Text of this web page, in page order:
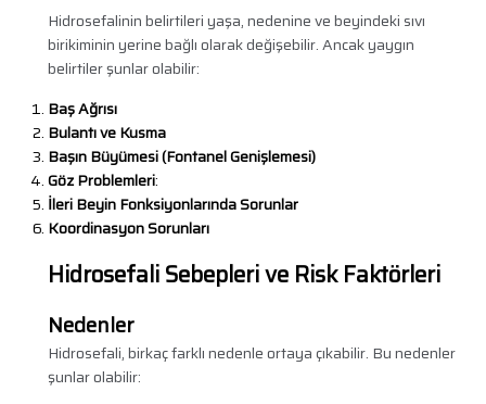
Hidrosefalinin belirtileri yaşa, nedenine ve beyindeki sıvı
birikiminin yerine bağlı olarak değişebilir. Ancak yaygın
belirtiler şunlar olabilir:
Baş Ağrısı
Bulantı ve Kusma
Başın Büyümesi (Fontanel Genişlemesi)
Göz Problemleri:
İleri Beyin Fonksiyonlarında Sorunlar
Koordinasyon Sorunları
Hidrosefali Sebepleri ve Risk Faktörleri
Nedenler
Hidrosefali, birkaç farklı nedenle ortaya çıkabilir. Bu nedenler
şunlar olabilir: